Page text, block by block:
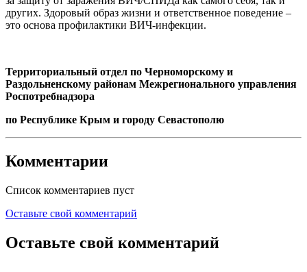
других. Здоровый образ жизни и ответственное поведение –
это основа профилактики ВИЧ-инфекции.
Территориальный отдел по Черноморскому и
Раздольненскому районам Межрегионального управления
Роспотребнадзора
по Республике Крым и городу Севастополю
Комментарии
Список комментариев пуст
Оставьте свой комментарий
Оставьте свой комментарий